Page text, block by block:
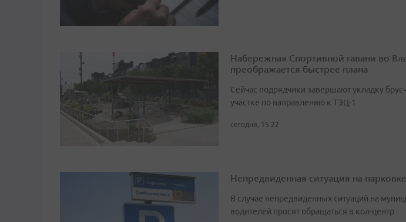
Набережная Спортивной гавани во
преображается быстрее плана
Сейчас подрядчики завершают укладку
участке по направлению к ТЭЦ-1
сегодня, 15:22
Непредвиденная ситуация на
В случае непредвиденных ситуаций на
водителей просят обращаться в кол-центр